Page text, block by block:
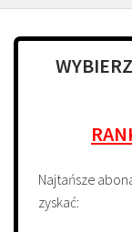
Najtańsze
zyskać: